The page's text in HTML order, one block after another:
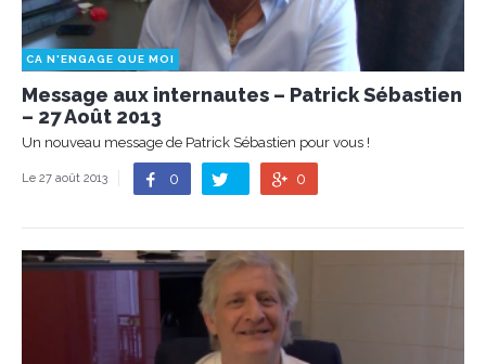
CA N'ENGAGE QUE MOI
Message aux internautes – Patrick Sébastien
– 27 Août 2013
Un nouveau message de Patrick Sébastien pour vous !
Le 27 août 2013 0 0